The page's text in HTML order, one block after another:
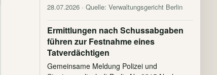
28.07.2026 · Quelle: Verwaltungsgericht Berlin
Ermittlungen nach Schussabgaben
führen zur Festnahme eines
Tatverdächtigen
Gemeinsame Meldung Polizei und